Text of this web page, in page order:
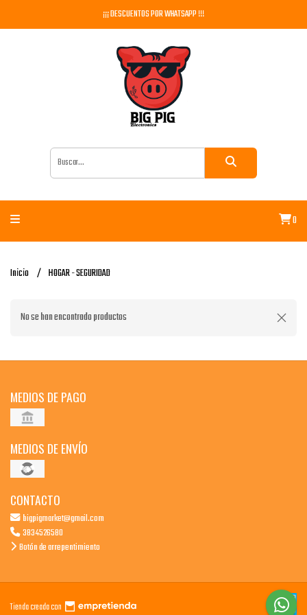
¡¡¡ DESCUENTOS POR WHATSAPP !!!
0
Inicio HOGAR - SEGURIDAD
No se han encontrado productos
MEDIOS DE PAGO
MEDIOS DE ENVÍO
CONTACTO
bigpigmarket@gmail.com
3834526580
Botón de arrepentimiento
Tienda creada con